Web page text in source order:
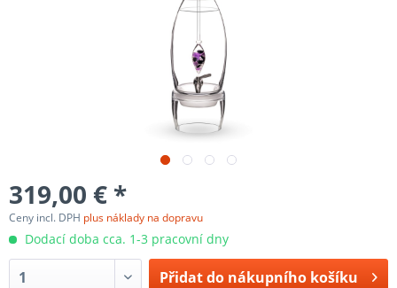
319,00 € *
Ceny incl. DPH plus náklady na dopravu
Dodací doba cca. 1-3 pracovní dny
Přidat do nákupního košíku